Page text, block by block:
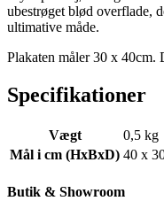
ubestrøget blød overflade,
ultimative måde.
Plakaten måler 30 x 40cm.
Specifikationer
Vægt
0,5 kg
Mål i cm (HxBxD) 40 x
Butik & Showroom